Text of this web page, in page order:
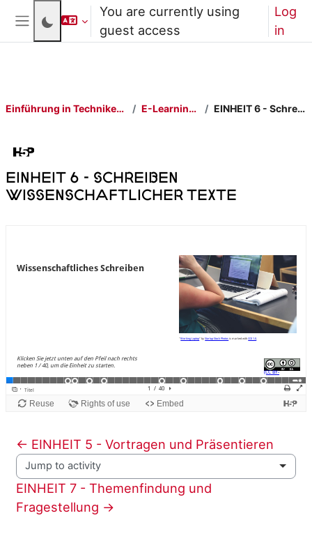
Skip to main contentYou are currently using
guest access
Log
in
Einführung in Techniken des wissenschaftlichen Arbeitens E-Learning-Elemente ansehen EINHEIT 6 - Schreiben wissenschaftlicher Texte
EINHEIT 6 - Schreiben
wissenschaftlicher Texte
← EINHEIT 5 - Vortragen und Präsentieren
Jump to activity
EINHEIT 7 - Themenfindung und
Fragestellung →